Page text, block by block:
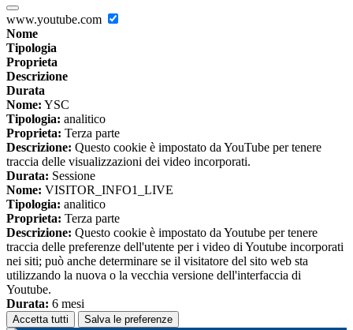
www.youtube.com
Nome
Tipologia
Proprieta
Descrizione
Durata
Nome: YSC
Tipologia: analitico
Proprieta: Terza parte
Descrizione: Questo cookie è impostato da YouTube per tenere
traccia delle visualizzazioni dei video incorporati.
Durata: Sessione
Nome: VISITOR_INFO1_LIVE
Tipologia: analitico
Proprieta: Terza parte
Descrizione: Questo cookie è impostato da Youtube per tenere
traccia delle preferenze dell'utente per i video di Youtube incorporati
nei siti; può anche determinare se il visitatore del sito web sta
utilizzando la nuova o la vecchia versione dell'interfaccia di
Youtube.
Durata: 6 mesi
Accetta tutti Salva le preferenze